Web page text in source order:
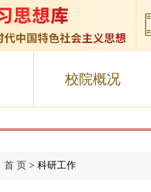
校院概况
首 页 > 科研工作